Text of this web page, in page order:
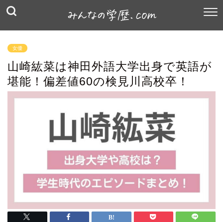
女優
山崎紘菜は神田外語大学出身で英語が
堪能！偏差値60の検見川高校卒！